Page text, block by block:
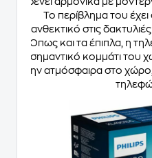
Το περίβλημα του έχει
ανθεκτικό στις
Όπως και τα έπιπλα, η
σημαντικό κομμάτι του
την ατμόσφαιρα στο